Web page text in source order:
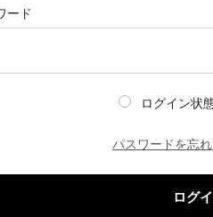
ード
ログイン状
パスワードを忘
ログ